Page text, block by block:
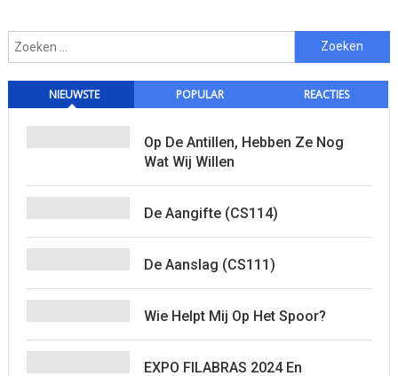
Zoeken
naar:
NIEUWSTE POPULAR REACTIES
Op De Antillen, Hebben Ze Nog
Wat Wij Willen
De Aangifte (CS114)
De Aanslag (CS111)
Wie Helpt Mij Op Het Spoor?
EXPO FILABRAS 2024 En